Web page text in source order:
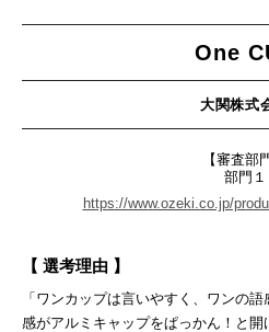
One
大関株式
【審査部
部門１
https://www.ozeki.co.jp/
【 選考理由 】
「ワンカップは言いやすく、ワンの
感がアルミキャップをぱっかん！と開